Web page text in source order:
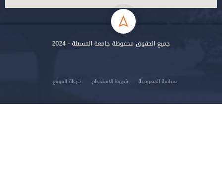
الحقوق محفوظة جامعة المسيلة - 2024
شروط الاستخدام خارطة الموقع